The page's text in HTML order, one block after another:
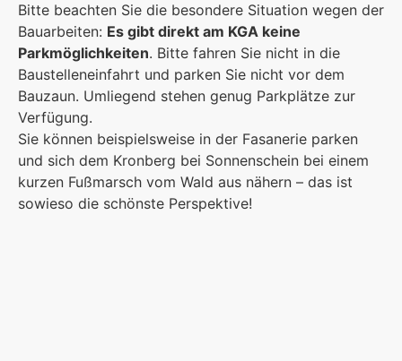
eine starke Gemeinschaft.
Foto: KGA CC
Mehr erfahren
Bitte beachten Sie die besondere Situation wegen der
Bauarbeiten: Es gibt direkt am KGA keine
Parkmöglichkeiten. Bitte fahren Sie nicht in die
Baustelleneinfahrt und parken Sie nicht vor dem
Bauzaun. Umliegend stehen genug Parkplätze zur
Verfügung.
Sie können beispielsweise in der Fasanerie parken
und sich dem Kronberg bei Sonnenschein bei einem
kurzen Fußmarsch vom Wald aus nähern – das ist
sowieso die schönste Perspektive!